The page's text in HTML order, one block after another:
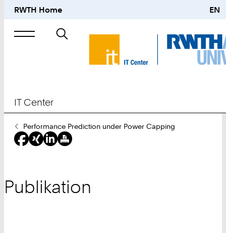
RWTH Home EN
Suche
nach
IT Center
Sie
sind
hier:
Performance Prediction under Power Capping
Publikation